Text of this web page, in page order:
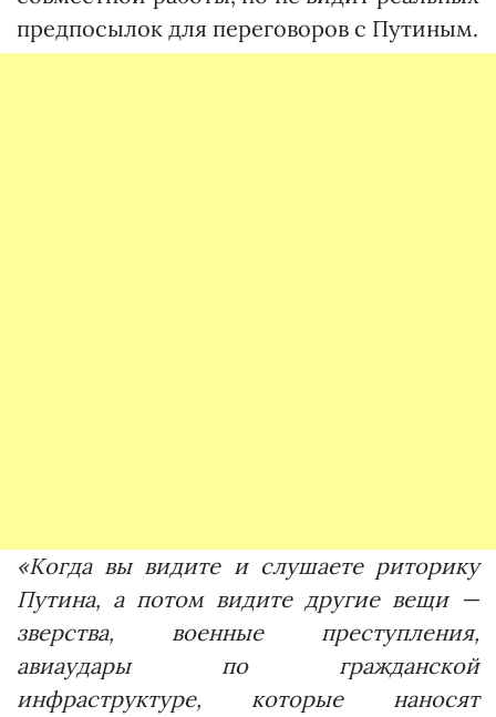
предпосылок для переговоров с Путиным.
«Когда вы видите и слушаете риторику
Путина, а потом видите другие вещи —
зверства, военные преступления,
авиаудары по гражданской
инфраструктуре, которые наносят